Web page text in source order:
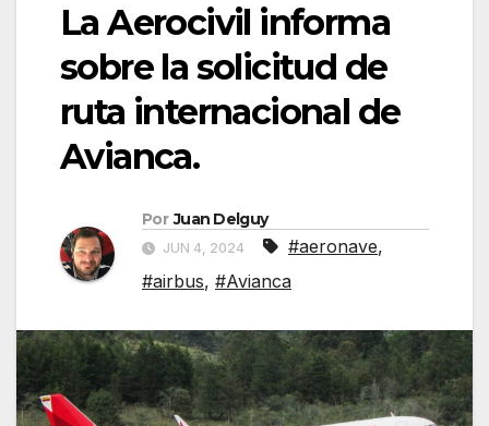
La Aerocivil informa
sobre la solicitud de
ruta internacional de
Avianca.
Por Juan Delguy
JUN 4, 2024 #aeronave,
#airbus, #Avianca